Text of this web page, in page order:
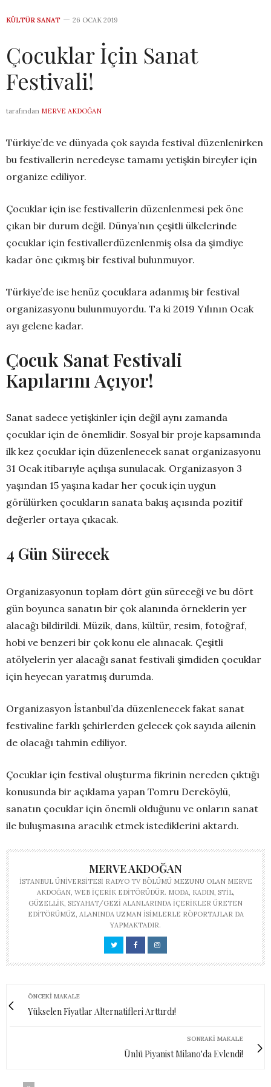
KÜLTÜR SANAT 26 OCAK 2019
Çocuklar İçin Sanat
Festivali!
tarafından MERVE AKDOĞAN
Türkiye’de ve dünyada çok sayıda festival düzenlenirken
bu festivallerin neredeyse tamamı yetişkin bireyler için
organize ediliyor.
Çocuklar için ise festivallerin düzenlenmesi pek öne
çıkan bir durum değil. Dünya’nın çeşitli ülkelerinde
çocuklar için festivallerdüzenlenmiş olsa da şimdiye
kadar öne çıkmış bir festival bulunmuyor.
Türkiye’de ise henüz çocuklara adanmış bir festival
organizasyonu bulunmuyordu. Ta ki 2019 Yılının Ocak
ayı gelene kadar.
Çocuk Sanat Festivali
Kapılarını Açıyor!
Sanat sadece yetişkinler için değil aynı zamanda
çocuklar için de önemlidir. Sosyal bir proje kapsamında
ilk kez çocuklar için düzenlenecek sanat organizasyonu
31 Ocak itibarıyle açılışa sunulacak. Organizasyon 3
yaşından 15 yaşına kadar her çocuk için uygun
görülürken çocukların sanata bakış açısında pozitif
değerler ortaya çıkacak.
4 Gün Sürecek
Organizasyonun toplam dört gün süreceği ve bu dört
gün boyunca sanatın bir çok alanında örneklerin yer
alacağı bildirildi. Müzik, dans, kültür, resim, fotoğraf,
hobi ve benzeri bir çok konu ele alınacak. Çeşitli
atölyelerin yer alacağı sanat festivali şimdiden çocuklar
için heyecan yaratmış durumda.
Organizasyon İstanbul’da düzenlenecek fakat sanat
festivaline farklı şehirlerden gelecek çok sayıda ailenin
de olacağı tahmin ediliyor.
Çocuklar için festival oluşturma fikrinin nereden çıktığı
konusunda bir açıklama yapan Tomru Dereköylü,
sanatın çocuklar için önemli olduğunu ve onların sanat
ile buluşmasına aracılık etmek istediklerini aktardı.
MERVE AKDOĞAN
İSTANBUL ÜNIVERSITESI RADYO TV BÖLÜMÜ MEZUNU OLAN MERVE
AKDOĞAN, WEB IÇERIK EDITÖRÜDÜR. MODA, KADIN, STIL,
GÜZELLIK, SEYAHAT/GEZI ALANLARINDA IÇERIKLER ÜRETEN
EDITÖRÜMÜZ, ALANINDA UZMAN ISIMLERLE RÖPORTAJLAR DA
YAPMAKTADIR.
ÖNCEKI MAKALE
Yükselen Fiyatlar Alternatifleri Arttırdı!
SONRAKI MAKALE
Ünlü Piyanist Milano'da Evlendi!